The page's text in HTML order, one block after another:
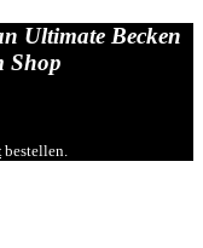
Ultimate Becken
Shop
bestellen.